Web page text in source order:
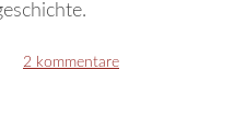
2 kommentare